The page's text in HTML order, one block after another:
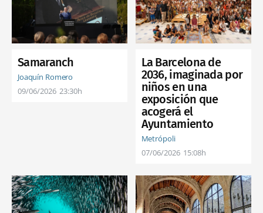
Samaranch
Joaquín Romero
09/06/2026 23:30h
La Barcelona de
2036, imaginada por
niños en una
exposición que
acogerá el
Ayuntamiento
Metrópoli
07/06/2026 15:08h